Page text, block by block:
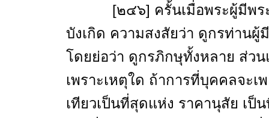
[๒๔๖] ครั้นเมื่อพระผู้มีพระภ
บังเกิด ความสงสัยว่า ดูกรท่าน
โดยย่อว่า ดูกรภิกษุทั้งหลาย ส่ว
เพราะเหตุใด ถ้าการที่บุคคลจะ
เทียวเป็นที่สุดแห่ง ราคานุสัย เ